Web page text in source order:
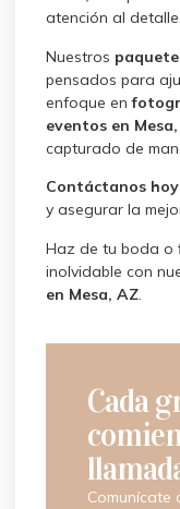
atención al
Nuestros
pensados para
enfoque en
eventos en
capturado de
Contáctanos hoy
y asegurar la
Haz de tu boda o
inolvidable con
en Mesa, AZ.
Cada
Comunícate